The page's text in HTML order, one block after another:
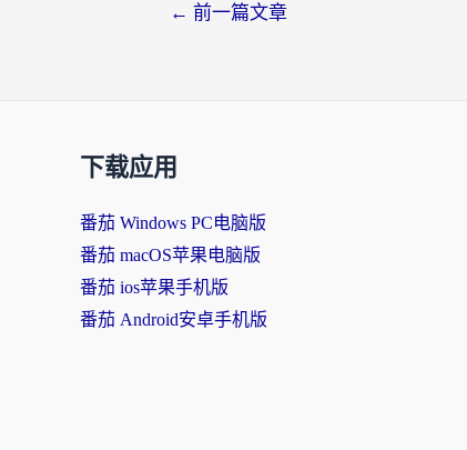
← 前一篇文章
下载应用
番茄 Windows PC电脑版
番茄 macOS苹果电脑版
番茄 ios苹果手机版
番茄 Android安卓手机版